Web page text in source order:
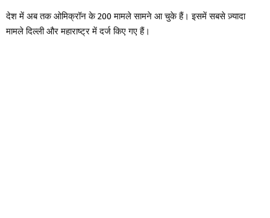
देश में अब तक ओमिक्रॉन के 200 मामले सामने आ चुके हैं। इसमें सबसे ज़्यादा
मामले दिल्ली और महाराष्ट्र में दर्ज किए गए हैं।